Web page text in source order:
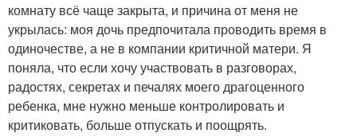
комнату всё чаще закрыта, и причина от меня не
укрылась: моя дочь предпочитала проводить время в
одиночестве, а не в компании критичной матери. Я
поняла, что если хочу участвовать в разговорах,
радостях, секретах и печалях моего драгоценного
ребенка, мне нужно меньше контролировать и
критиковать, больше отпускать и поощрять.